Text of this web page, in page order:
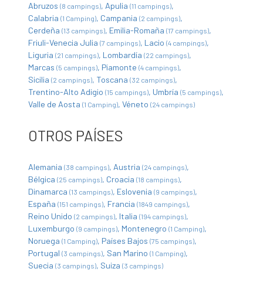
Abruzos (8 campings) Apulia (11 campings)
Calabria (1 Camping) Campania (2 campings)
Cerdeña (13 campings) Emilia-Romaña (17 campings)
Friuli-Venecia Julia (7 campings) Lacio (4 campings)
Liguria (21 campings) Lombardía (22 campings)
Marcas (5 campings) Piamonte (4 campings)
Sicilia (2 campings) Toscana (32 campings)
Trentino-Alto Adigio (15 campings) Umbría (5 campings)
Valle de Aosta (1 Camping) Véneto (24 campings)
OTROS PAÍSES
Alemania (38 campings) Austria (24 campings)
Bélgica (25 campings) Croacia (18 campings)
Dinamarca (13 campings) Eslovenia (9 campings)
España (151 campings) Francia (1849 campings)
Reino Unido (2 campings) Italia (194 campings)
Luxemburgo (9 campings) Montenegro (1 Camping)
Noruega (1 Camping) Países Bajos (75 campings)
Portugal (3 campings) San Marino (1 Camping)
Suecia (3 campings) Suiza (3 campings)